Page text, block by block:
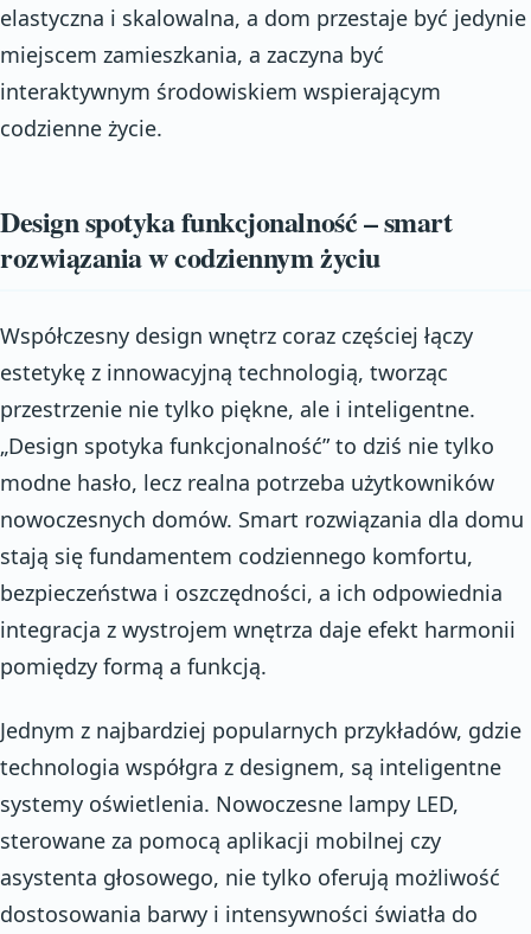
elastyczna i skalowalna, a dom przestaje być jedynie
miejscem zamieszkania, a zaczyna być
interaktywnym środowiskiem wspierającym
codzienne życie.
Design spotyka funkcjonalność – smart
rozwiązania w codziennym życiu
Współczesny design wnętrz coraz częściej łączy
estetykę z innowacyjną technologią, tworząc
przestrzenie nie tylko piękne, ale i inteligentne.
„Design spotyka funkcjonalność” to dziś nie tylko
modne hasło, lecz realna potrzeba użytkowników
nowoczesnych domów. Smart rozwiązania dla domu
stają się fundamentem codziennego komfortu,
bezpieczeństwa i oszczędności, a ich odpowiednia
integracja z wystrojem wnętrza daje efekt harmonii
pomiędzy formą a funkcją.
Jednym z najbardziej popularnych przykładów, gdzie
technologia współgra z designem, są inteligentne
systemy oświetlenia. Nowoczesne lampy LED,
sterowane za pomocą aplikacji mobilnej czy
asystenta głosowego, nie tylko oferują możliwość
dostosowania barwy i intensywności światła do